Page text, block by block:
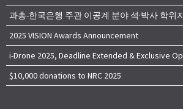
2025 VISION Awards Announcement
$10,000 donations to NRC 2025